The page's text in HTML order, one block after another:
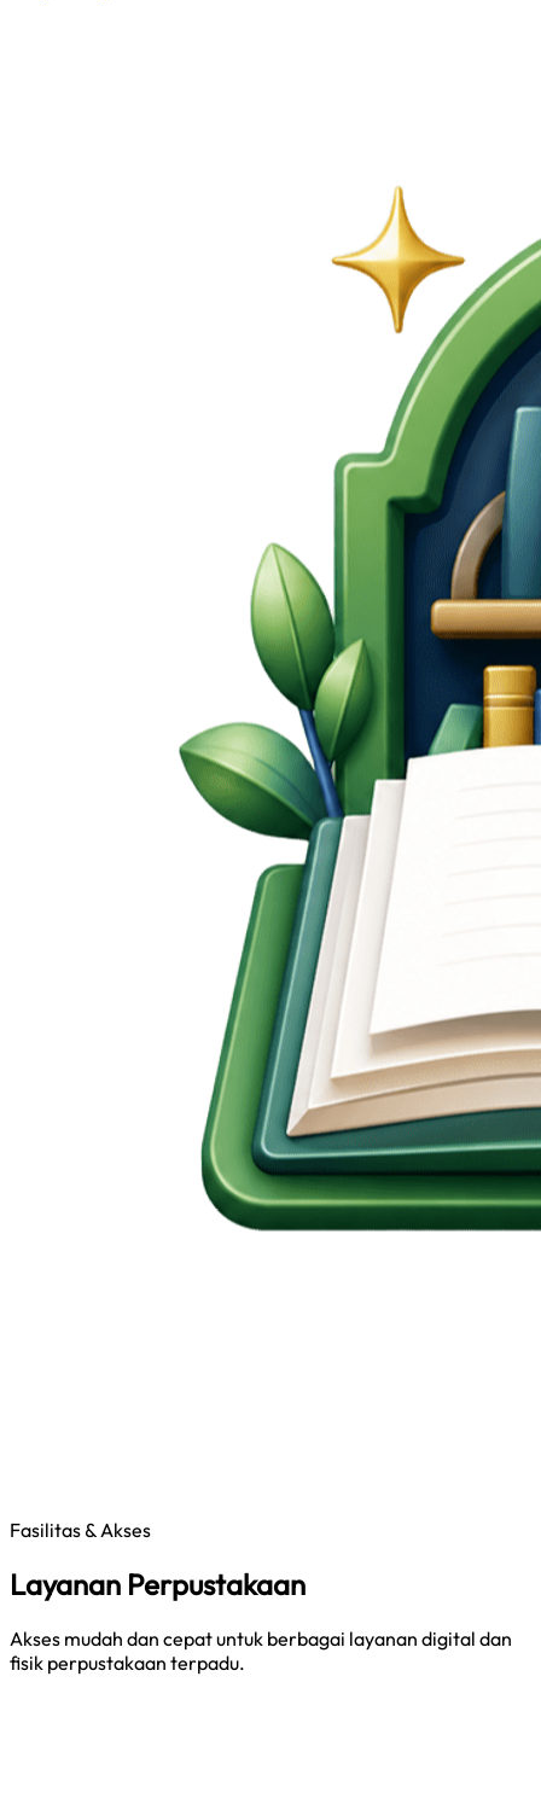
Fasilitas & Akses
Layanan Perpustakaan
Akses mudah dan cepat untuk berbagai layanan digital dan
fisik perpustakaan terpadu.